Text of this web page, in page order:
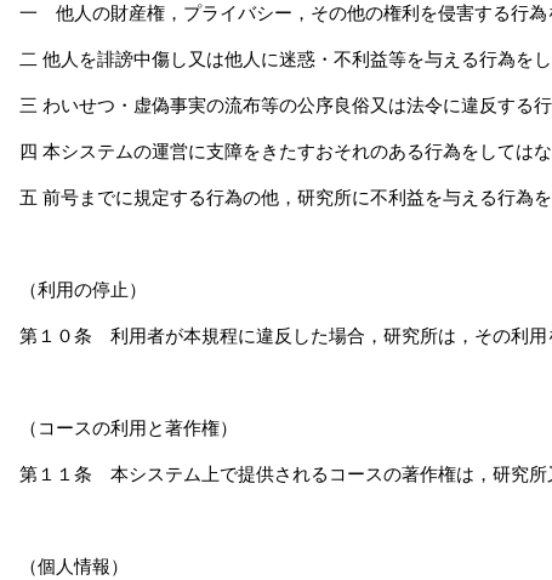
一 他人の財産権，プライバシー，その他の権利を侵害する行為
二 他人を誹謗中傷し又は他人に迷惑・不利益等を与える行為を
三 わいせつ・虚偽事実の流布等の公序良俗又は法令に違反する
四 本システムの運営に支障をきたすおそれのある行為をしてはな
五 前号までに規定する行為の他，研究所に不利益を与える行為を
（利用の停止）
第１０条 利用者が本規程に違反した場合，研究所は，その利
（コースの利用と著作権）
第１１条 本システム上で提供されるコースの著作権は，研究
（個人情報）